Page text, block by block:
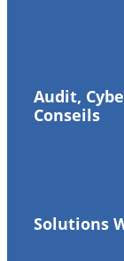
Audit,
Conseils
Solutions